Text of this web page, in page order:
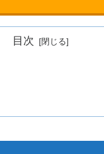
目次